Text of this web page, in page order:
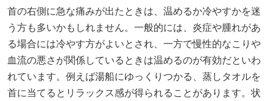
首の右側に急な痛みが出たときは、温めるか冷やすかを迷
う方も多いかもしれません。一般的には、炎症や腫れがあ
る場合には冷やす方がよいとされ、一方で慢性的なこりや
血流の悪さが関係しているときは温めるのが有効だといわ
れています。例えば湯船にゆっくりつかる、蒸しタオルを
首に当てるとリラックス感が得られることがあります。状